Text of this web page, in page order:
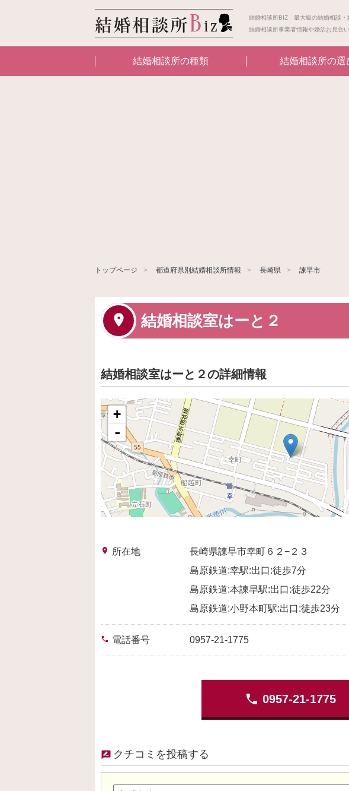
結婚相談所BIZ 最大級の結婚相談・
結婚相談所事業者情報や婚活お見合
結婚相談所の種類 結婚相談所の選
トップページ 都道府県別結婚相談所情報 長崎県 諫早市
結婚相談室はーと２
結婚相談室はーと２の詳細情報
+
-
place 所在地
長崎県諫早市幸町６２−２３
島原鉄道:幸駅:出口:徒歩7分
島原鉄道:本諫早駅:出口:徒歩22分
島原鉄道:小野本町駅:出口:徒歩23分
phone 電話番号 0957-21-1775
phone 0957-21-1775
クチコミを投稿する